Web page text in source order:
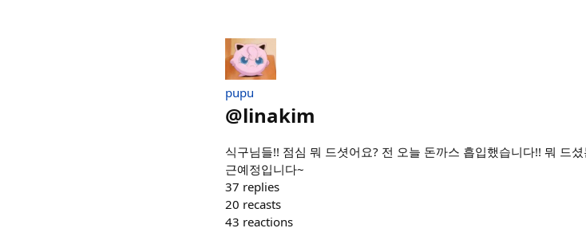
pupu
@linakim
식구님들!! 점심 뭐 드셧어요? 전 오늘 돈까스 흡입했습니다!! 뭐 드
근예정입니다~
37 replies
20 recasts
43 reactions